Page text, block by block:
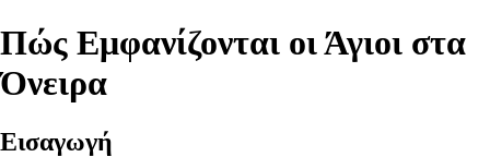
Πώς Εμφανίζονται οι Άγιοι στα
Όνειρα
Εισαγωγή